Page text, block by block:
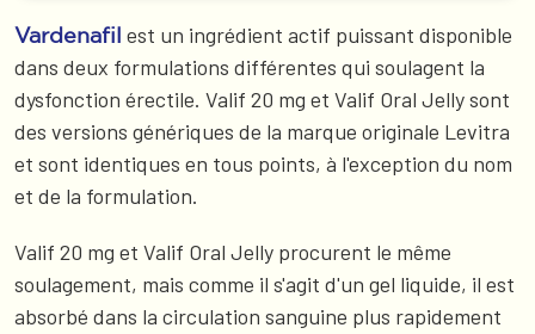
Vardenafil est un ingrédient actif puissant disponible
dans deux formulations différentes qui soulagent la
dysfonction érectile. Valif 20 mg et Valif Oral Jelly sont
des versions génériques de la marque originale Levitra
et sont identiques en tous points, à l'exception du nom
et de la formulation.
Valif 20 mg et Valif Oral Jelly procurent le même
soulagement, mais comme il s'agit d'un gel liquide, il est
absorbé dans la circulation sanguine plus rapidement